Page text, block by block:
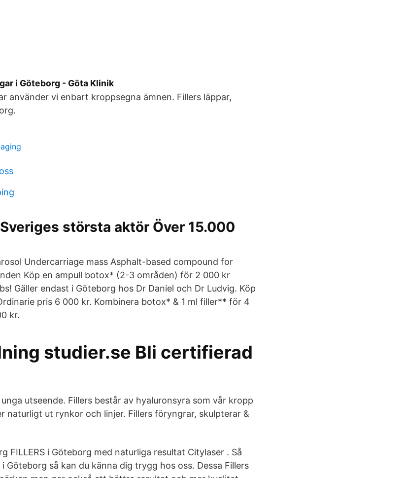
i Göteborg - Göta Klinik
använder vi enbart kroppsegna ämnen. Fillers läppar,
största aktör Över 15.000
Undercarriage mass Asphalt-based compound for
Köp en ampull botox* (2-3 områden) för 2 000 kr
Gäller endast i Göteborg hos Dr Daniel och Dr Ludvig. Köp
pris 6 000 kr. Kombinera botox* & 1 ml filler** för 4
kr.
studier.se Bli certifierad
utseende. Fillers består av hyaluronsyra som vår kropp
naturligt ut rynkor och linjer. Fillers föryngrar, skulpterar &
FILLERS i Göteborg med naturliga resultat Citylaser . Så
Göteborg så kan du känna dig trygg hos oss. Dessa Fillers